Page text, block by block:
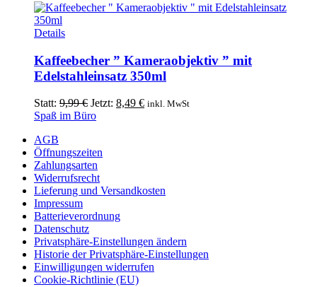
Details
Kaffeebecher ” Kameraobjektiv ” mit
Edelstahleinsatz 350ml
Statt: 9,99€ Ursprünglicher
Preis
Jetzt: 8,49 €Aktueller
inkl. MwSt
Spaß im Büro
AGB
Öffnungszeiten
Zahlungsarten
Widerrufsrecht
Lieferung und Versandkosten
Impressum
Batterieverordnung
Datenschutz
Privatsphäre-Einstellungen ändern
Historie der Privatsphäre-Einstellungen
Einwilligungen widerrufen
Cookie-Richtlinie (EU)